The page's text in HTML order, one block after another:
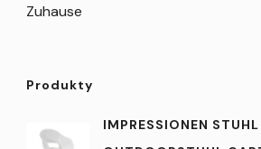
Zuhause
Produkty
IMPRESSIONEN STUHL